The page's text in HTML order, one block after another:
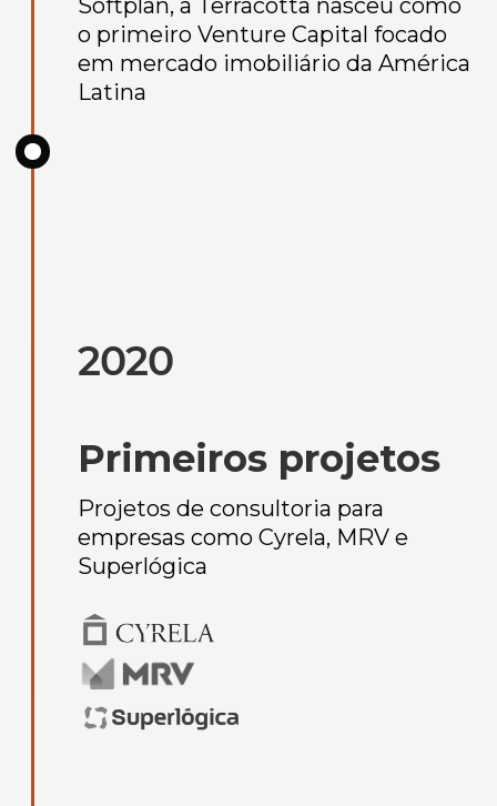
o primeiro Venture Capital focado
em mercado imobiliário da América
Latina
2020
Primeiros projetos
Projetos de consultoria para
empresas como Cyrela, MRV e
Superlógica